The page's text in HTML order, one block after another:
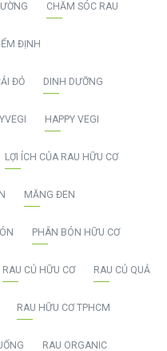
CHĂM SÓC RAU
ĐỊNH
ĐỎ DINH DƯỠNG
HAPPY VEGI
LỢI ÍCH CỦA RAU HỮU CƠ
MĂNG ĐEN
PHÂN BÓN HỮU CƠ
RAU CỦ HỮU CƠ RAU CỦ QUẢ
RAU HỮU CƠ TPHCM
RAU ORGANIC